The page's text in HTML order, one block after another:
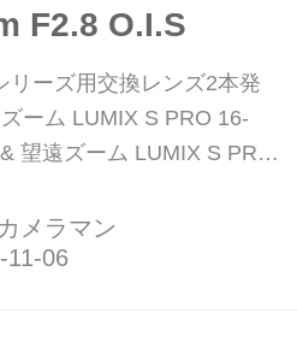
F2.8 O.I.S
リーズ用交換レンズ2本発
ーム LUMIX S PRO 16-
望遠ズーム LUMIX S PRO
ミラーレス機 LUMIX Sシリ
換レンズ2本を発売する。
メラマン